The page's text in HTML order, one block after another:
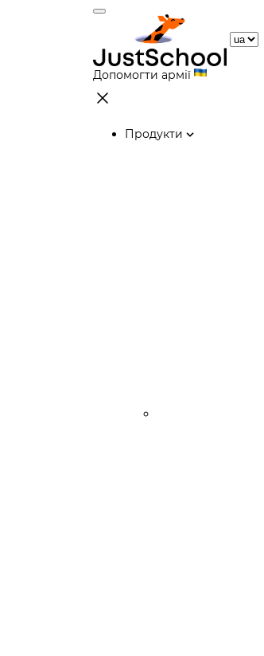
Допомогти армії
Продукти